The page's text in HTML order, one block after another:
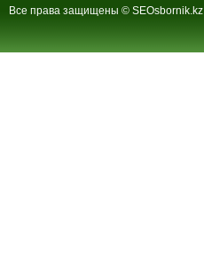
Все права защищены © SEOsbornik.kz